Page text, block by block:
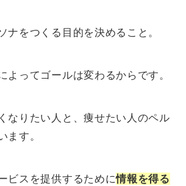
ナをつくる目的を決めること。
よってゴールは変わるからです。
なりたい人と、痩せたい人のペル
ます。
ビスを提供するために情報を得る